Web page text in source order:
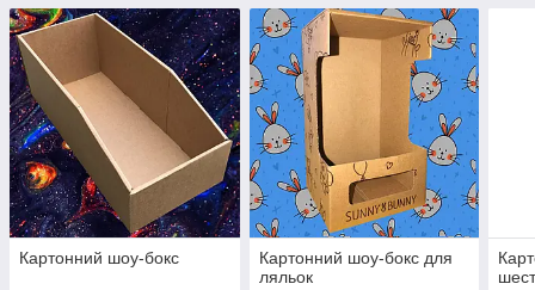
Картонний шоу-бокс
Картонний шоу-бокс для
ляльок